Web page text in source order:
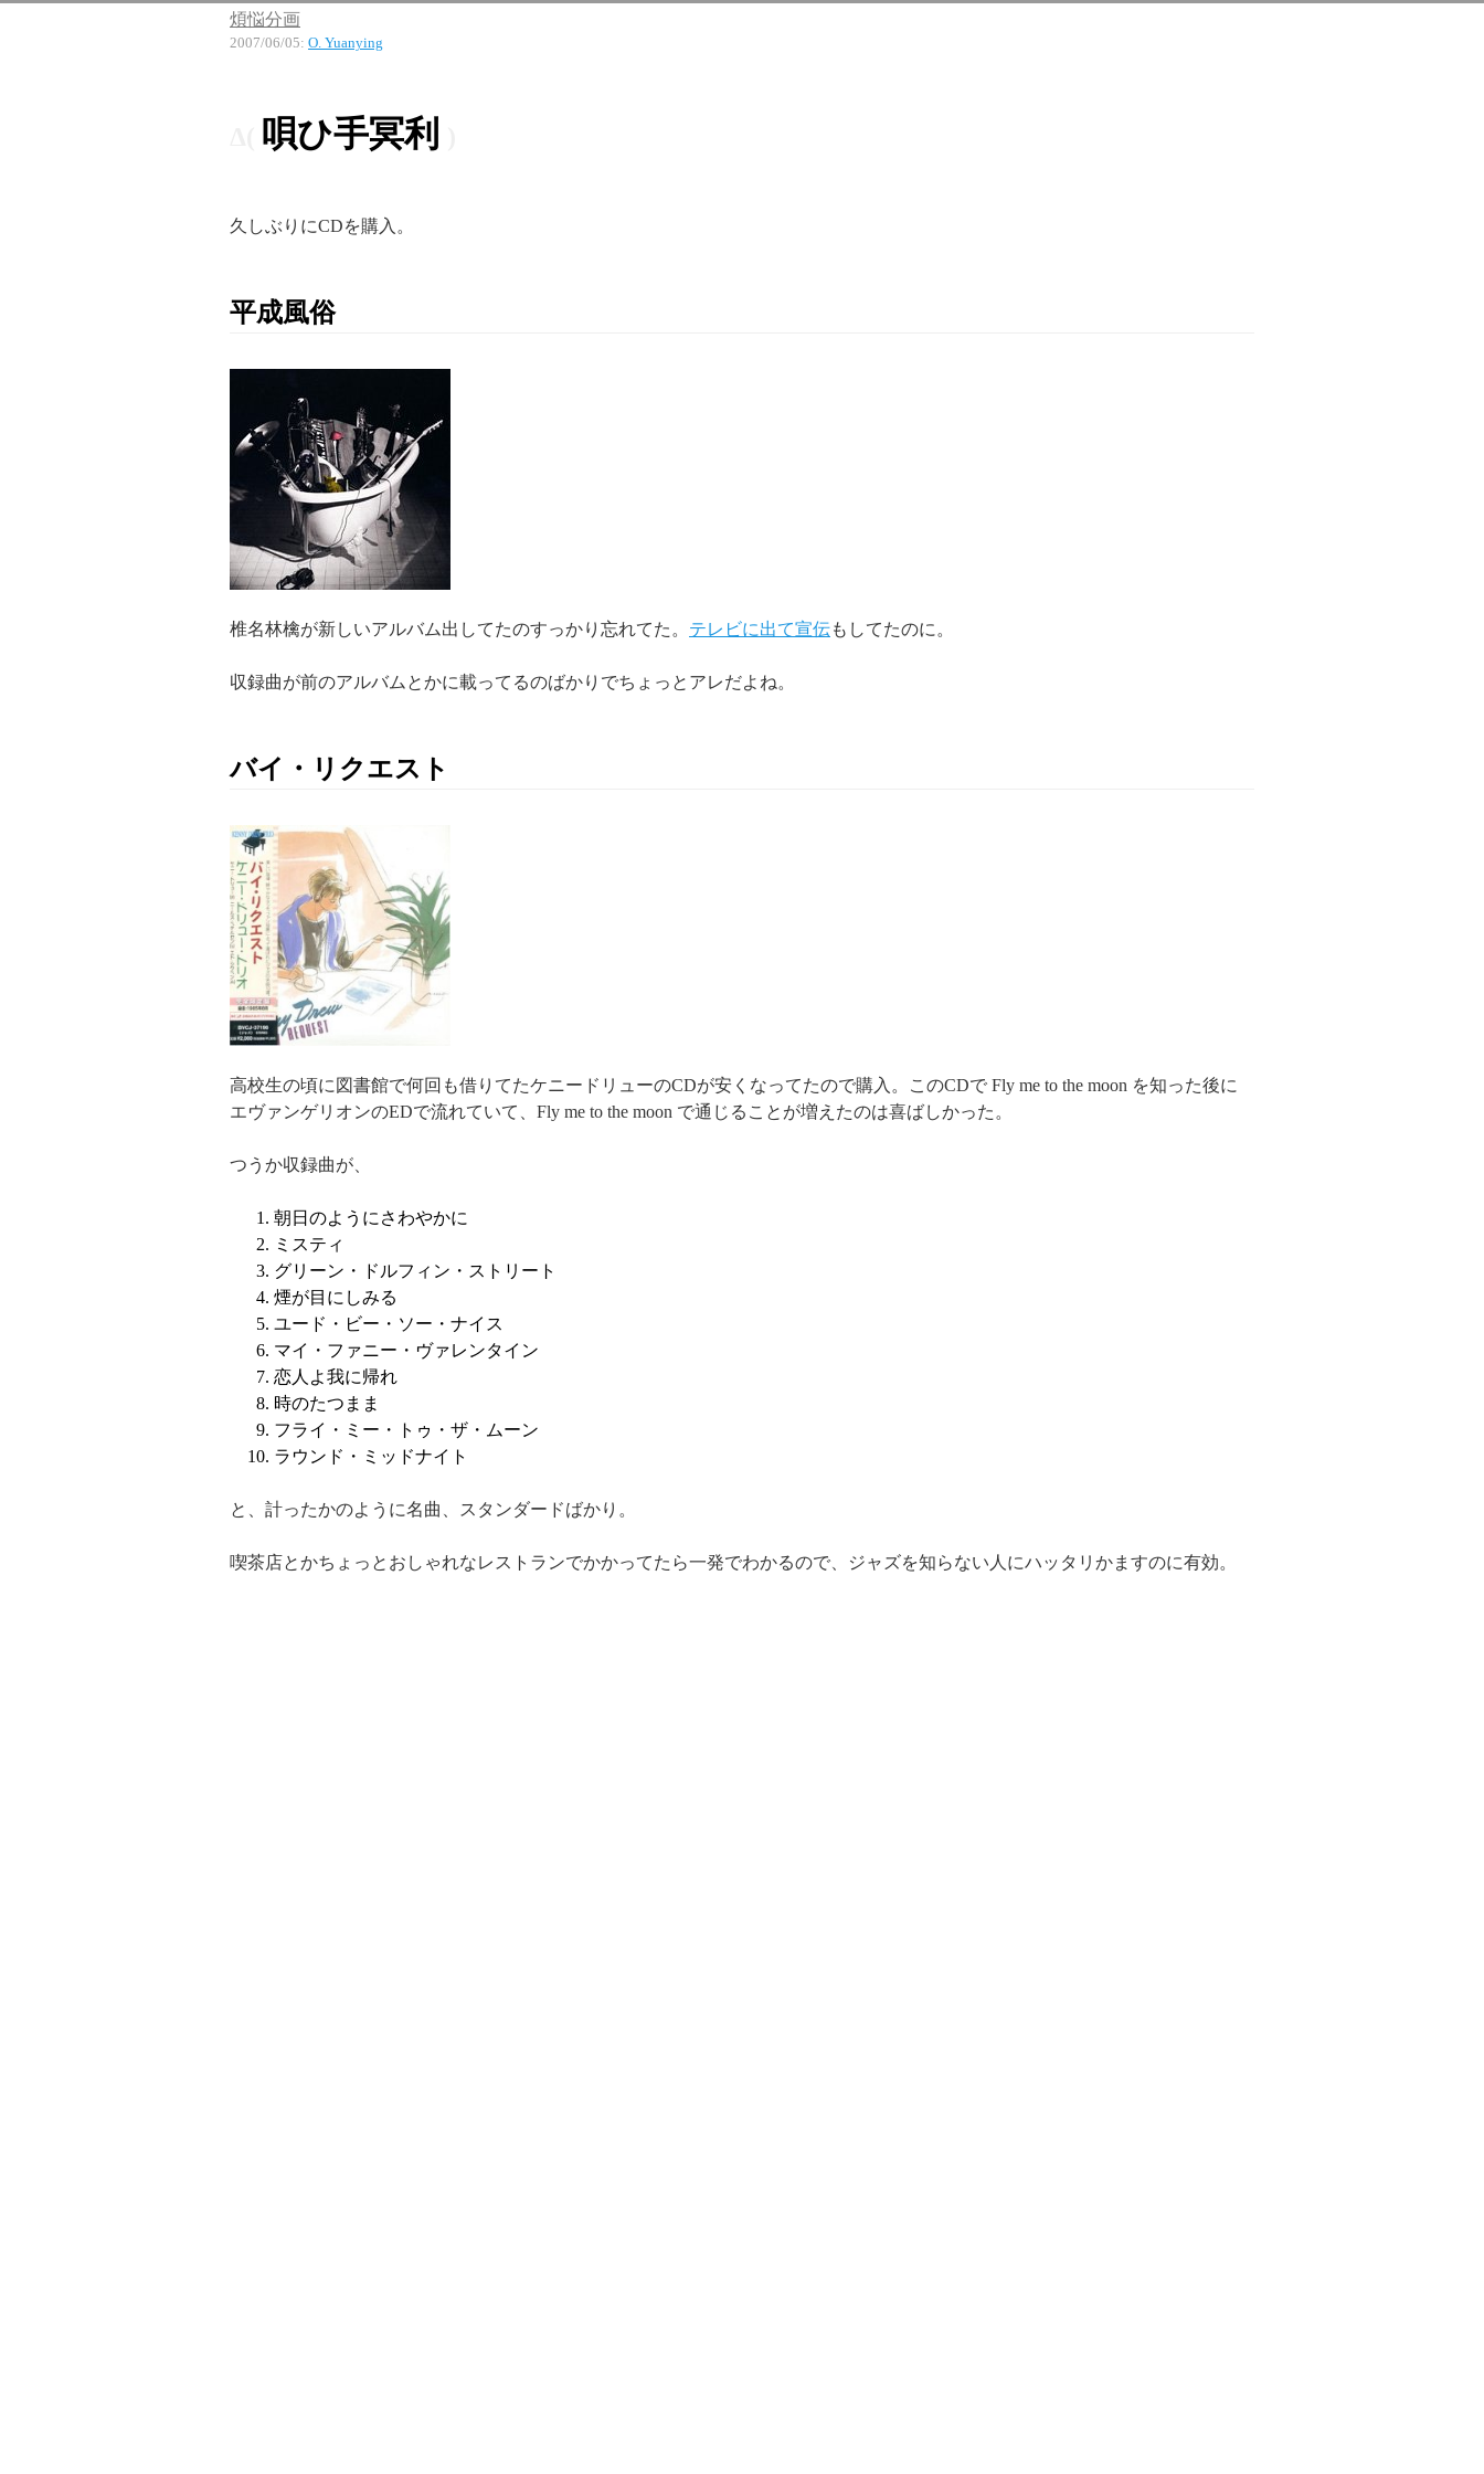
煩悩分画
2007/06/05: O. Yuanying
唄ひ手冥利
久しぶりにCDを購入。
平成風俗
椎名林檎が新しいアルバム出してたのすっかり忘れてた。 テレビに出て宣伝もしてたのに。
収録曲が前のアルバムとかに載ってるのばかりでちょっとアレだよね。
バイ・リクエスト
高校生の頃に図書館で何回も借りてたケニードリューのCDが安くなってたので購入。このCDで Fly me to the moon を知った後に
エヴァンゲリオンのEDで流れていて、Fly me to the moon で通じることが増えたのは喜ばしかった。
つうか収録曲が、
朝日のようにさわやかに
ミスティ
グリーン・ドルフィン・ストリート
煙が目にしみる
ユード・ビー・ソー・ナイス
マイ・ファニー・ヴァレンタイン
恋人よ我に帰れ
時のたつまま
フライ・ミー・トゥ・ザ・ムーン
ラウンド・ミッドナイト
と、計ったかのように名曲、スタンダードばかり。
喫茶店とかちょっとおしゃれなレストランでかかってたら一発でわかるので、ジャズを知らない人にハッタリかますのに有効。